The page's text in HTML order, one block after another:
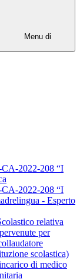
Menu di
2022-208 “I
2022-208 “I
- Esperto
relativa
per
scolastica)
di medico